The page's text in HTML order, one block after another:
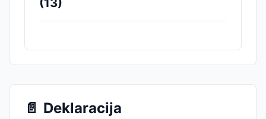
(13)
📄 Deklaracija